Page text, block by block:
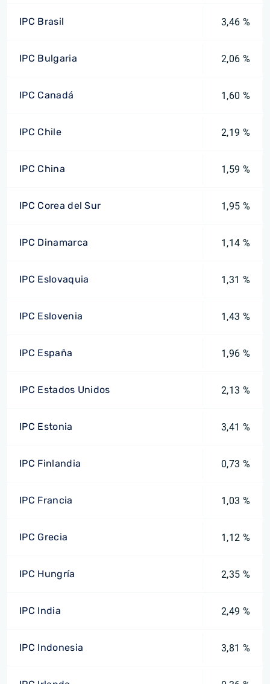
IPC Brasil 3,46 %
IPC Bulgaria 2,06 %
IPC Canadá 1,60 %
IPC Chile 2,19 %
IPC China 1,59 %
IPC Corea del Sur 1,95 %
IPC Dinamarca 1,14 %
IPC Eslovaquia 1,31 %
IPC Eslovenia 1,43 %
IPC España 1,96 %
IPC Estados Unidos 2,13 %
IPC Estonia 3,41 %
IPC Finlandia 0,73 %
IPC Francia 1,03 %
IPC Grecia 1,12 %
IPC Hungría 2,35 %
IPC India 2,49 %
IPC Indonesia 3,81 %